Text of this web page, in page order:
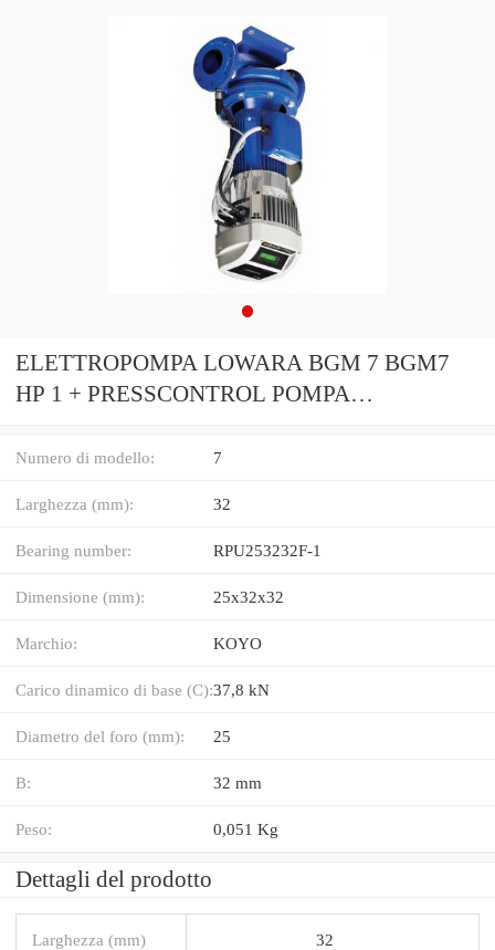
ELETTROPOMPA LOWARA BGM 7 BGM7
HP 1 + PRESSCONTROL POMPA
Numero di modello: 7
Larghezza (mm): 32
Bearing number: RPU253232F-1
Dimensione (mm): 25x32x32
Marchio: KOYO
Carico dinamico di base (C):37,8 kN
Diametro del foro (mm): 25
B: 32 mm
Peso: 0,051 Kg
Dettagli del prodotto
Larghezza (mm) 32